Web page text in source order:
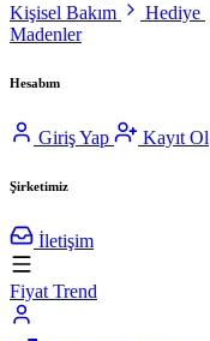
Kişisel Bakım
Hediye
Madenler
Hesabım
Giriş Yap Kayıt Ol
Şirketimiz
İletişim
Fiyat Trend